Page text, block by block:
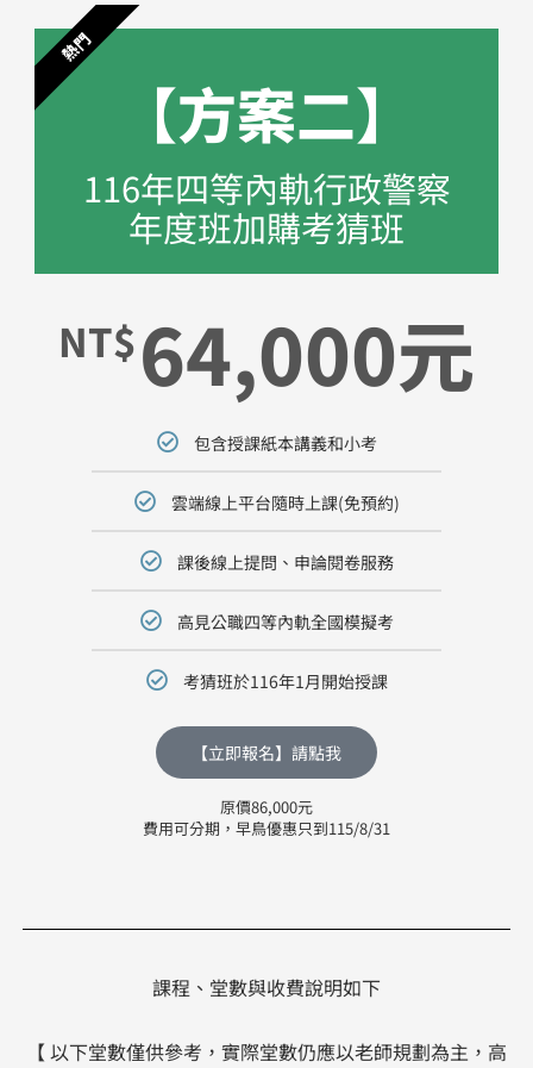
熱門
【方案二】
116年四等內軌行政警察
年度班​加購考猜班
NT$64,000元
包含授課紙本講義和小考
雲端線上平台隨時上課(免預約)
課後線上提問、申論閱卷服務
高見公職四等內軌全國模擬考
考猜班於116年1月開始授課
【立即報名】請點我
原價86,000元
費用可分期，早鳥優惠只到115/8/31
課程、堂數與收費說明如下
【 以下堂數僅供參考，實際堂數仍應以老師規劃為主，高